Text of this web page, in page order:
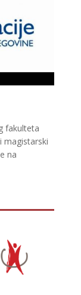
fakulteta
magistarski
na